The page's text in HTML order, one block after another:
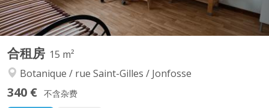
合租房 15 m²
Botanique / rue Saint-Gilles / Jonfosse
340 € 不含杂费